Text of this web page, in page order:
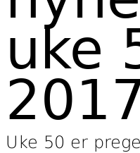
uke
Uke 50 er